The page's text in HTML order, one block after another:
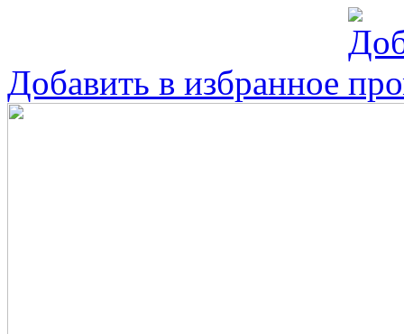
Добавить в избранное